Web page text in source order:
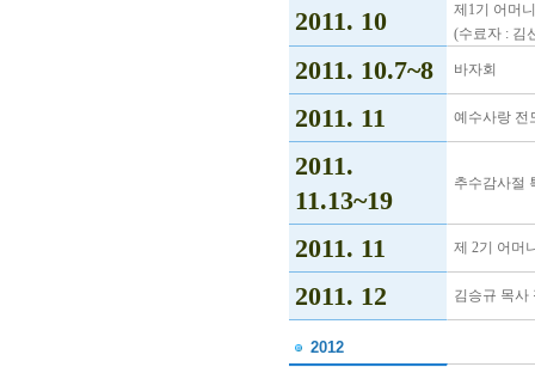
2011. 10
제1기 어머
(수료자 : 김
2011. 10.7~8 바자회
2011. 11 예수사랑 전
2011.
11.13~19
추수감사절
2011. 11 제 2기 어머
2011. 12 김승규 목
2012